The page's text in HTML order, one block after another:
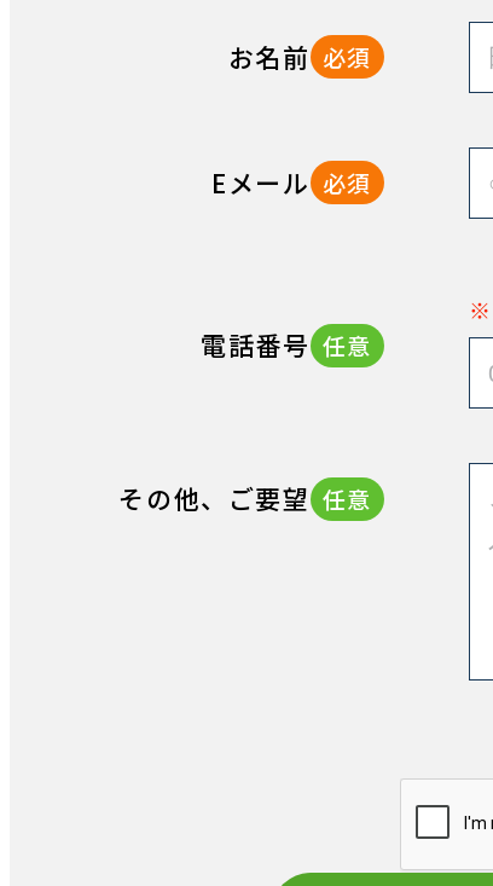
お名前 必須
Eメール 必須
電話番号 任意
その他、ご要望 任意